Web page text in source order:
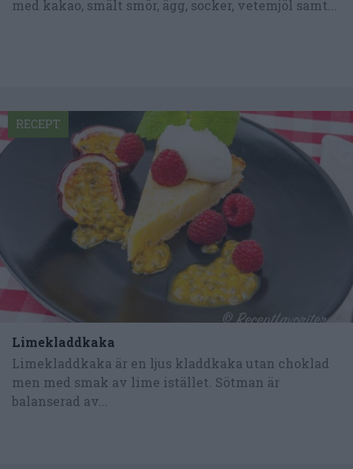
med kakao, smält smör, ägg, socker, vetemjöl samt...
Limekladdkaka
Limekladdkaka är en ljus kladdkaka utan choklad
men med smak av lime istället. Sötman är
balanserad av...
RECEPT